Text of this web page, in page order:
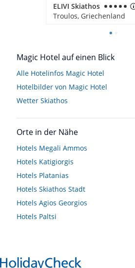
ELIVI Skiathos
Troulos, Griechenland
Magic Hotel auf einen Blick
Alle Hotelinfos Magic Hotel
Hotelbilder von Magic Hotel
Wetter Skiathos
Orte in der Nähe
Hotels Megali Ammos
Hotels Katigiorgis
Hotels Platanias
Hotels Skiathos Stadt
Hotels Agios Georgios
Hotels Paltsi